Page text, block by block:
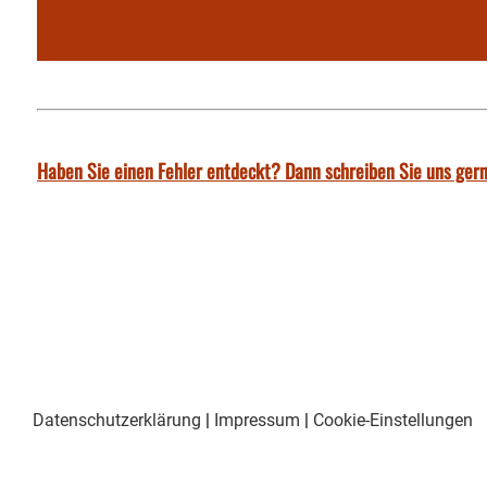
Haben Sie einen Fehler entdeckt? Dann schreiben Sie uns
Datenschutzerklärung | Impressum | Cookie-Einstellungen